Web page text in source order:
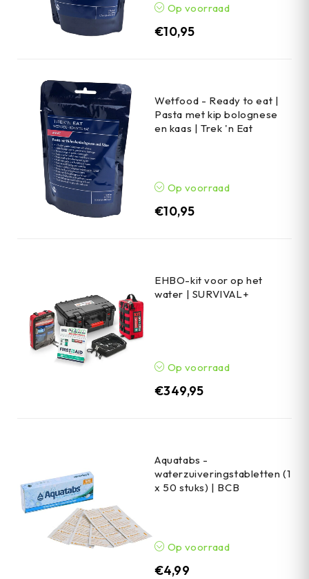
Op voorraad
€10,95
Wetfood - Ready to eat |
Pasta met kip bolognese
en kaas | Trek 'n Eat
Op voorraad
€10,95
EHBO-kit voor op het
water | SURVIVAL+
Op voorraad
€349,95
Aquatabs -
waterzuiveringstabletten (1
x 50 stuks) | BCB
Op voorraad
€4,99